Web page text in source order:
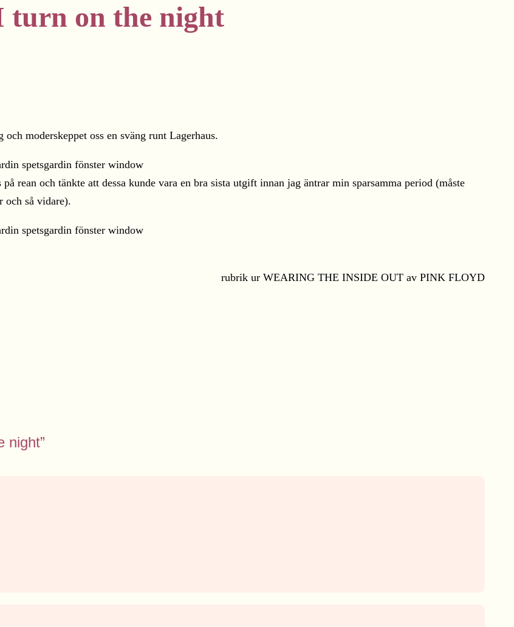
turn on the night
moderskeppet oss en sväng runt Lagerhaus.
rean och tänkte att dessa kunde vara en bra sista utgift innan jag äntrar min sparsamma period (måste
och så vidare).
rubrik ur WEARING THE INSIDE OUT av PINK FLOYD
night”